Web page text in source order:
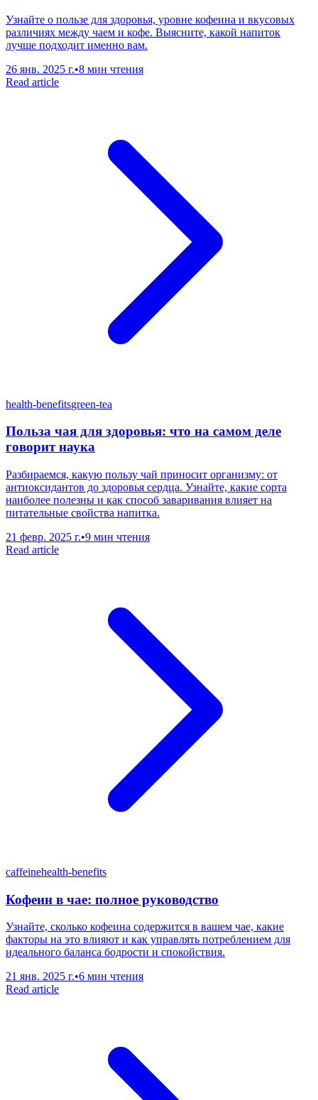
Узнайте о пользе для здоровья, уровне кофеина и вкусовых
различиях между чаем и кофе. Выясните, какой напиток
лучше подходит именно вам.
26 янв. 2025 г.•8 мин чтения
Read article
health-benefitsgreen-tea
Польза чая для здоровья: что на самом деле
говорит наука
Разбираемся, какую пользу чай приносит организму: от
антиоксидантов до здоровья сердца. Узнайте, какие сорта
наиболее полезны и как способ заваривания влияет на
питательные свойства напитка.
21 февр. 2025 г.•9 мин чтения
Read article
caffeinehealth-benefits
Кофеин в чае: полное руководство
Узнайте, сколько кофеина содержится в вашем чае, какие
факторы на это влияют и как управлять потреблением для
идеального баланса бодрости и спокойствия.
21 янв. 2025 г.•6 мин чтения
Read article